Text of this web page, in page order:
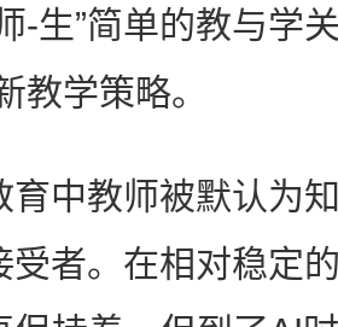
-生”简单的教与学
教学策略。
教师被默认为知
受者。在相对稳定